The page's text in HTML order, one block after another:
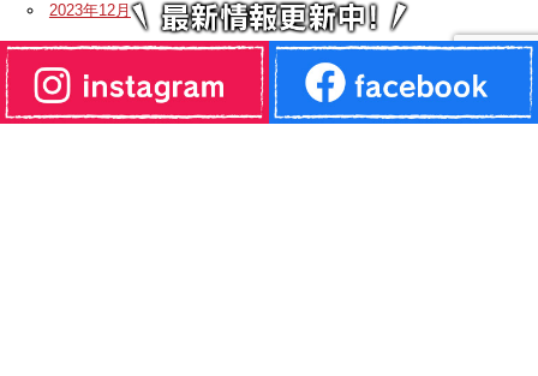
2023年12月
2023年11月
2023年10月
2023年9月